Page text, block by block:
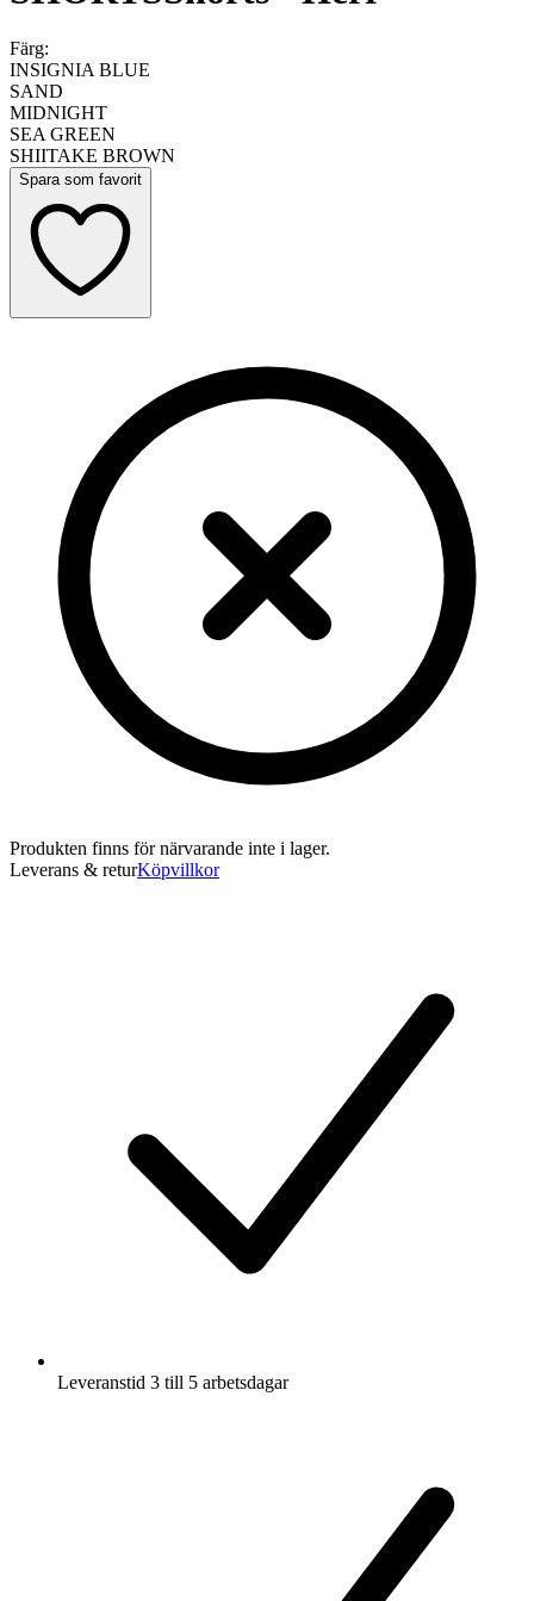
Färg:
INSIGNIA BLUE
SAND
MIDNIGHT
SEA GREEN
SHIITAKE BROWN
Spara som favorit
Produkten finns för närvarande inte i lager.
Leverans & returKöpvillkor
Leveranstid 3 till 5 arbetsdagar